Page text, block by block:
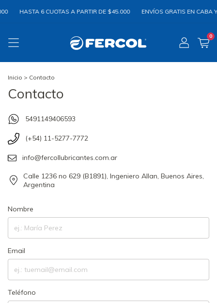
HASTA 6 CUOTAS A PARTIR DE $45.000 ENVÍOS GRATIS EN CABA Y
0
Inicio > Contacto
Contacto
5491149406593
(+54) 11-5277-7772
info@fercollubricantes.com.ar
Calle 1236 no 629 (B1891), Ingeniero Allan, Buenos Aires,
Argentina
Nombre
Email
Teléfono